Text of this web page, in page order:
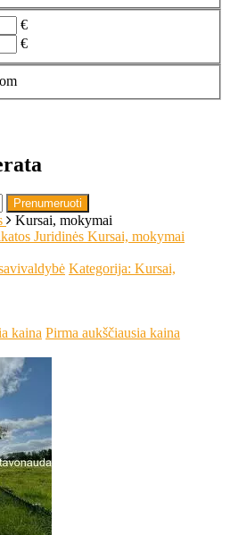
€
€
Prenumeruoti
Kursai, mokymai
Juridinės Kursai, mokymai
Kategorija: Kursai,
kaina Pirma aukščiausia kaina